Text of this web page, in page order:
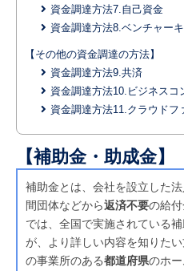
資金調達方法7.自己資金
資金調達方法8.ベンチャーキ
【その他の資金調達の方法】
資金調達方法9.共済
資金調達方法10.ビジネスコ
資金調達方法11.クラウドフ
【補助金・助成金】
補助金とは、会社を設立した
間団体などから返済不要の給
では、全国で実施されている
が、より詳しい内容を知りた
の事業所のある都道府県のホ